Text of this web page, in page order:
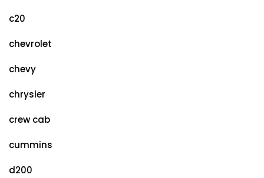
c20
chevrolet
chevy
chrysler
crew cab
cummins
d200